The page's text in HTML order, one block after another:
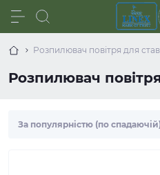
Розпилювач повітря для
Розпилювач